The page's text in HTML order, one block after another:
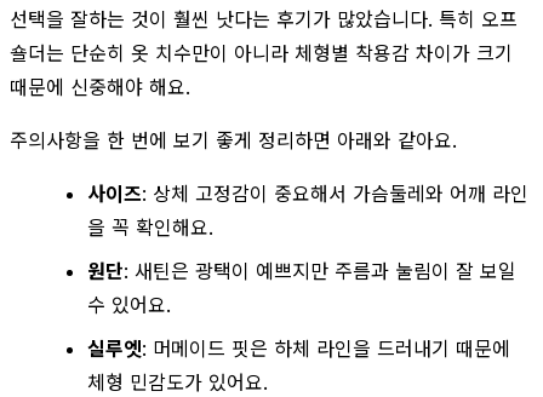
선택을 잘하는 것이 훨씬 낫다는 후기가 많았습니다. 특히 오프
숄더는 단순히 옷 치수만이 아니라 체형별 착용감 차이가 크기
때문에 신중해야 해요.
주의사항을 한 번에 보기 좋게 정리하면 아래와 같아요.
사이즈: 상체 고정감이 중요해서 가슴둘레와 어깨 라인
을 꼭 확인해요.
원단: 새틴은 광택이 예쁘지만 주름과 눌림이 잘 보일
수 있어요.
실루엣: 머메이드 핏은 하체 라인을 드러내기 때문에
체형 민감도가 있어요.